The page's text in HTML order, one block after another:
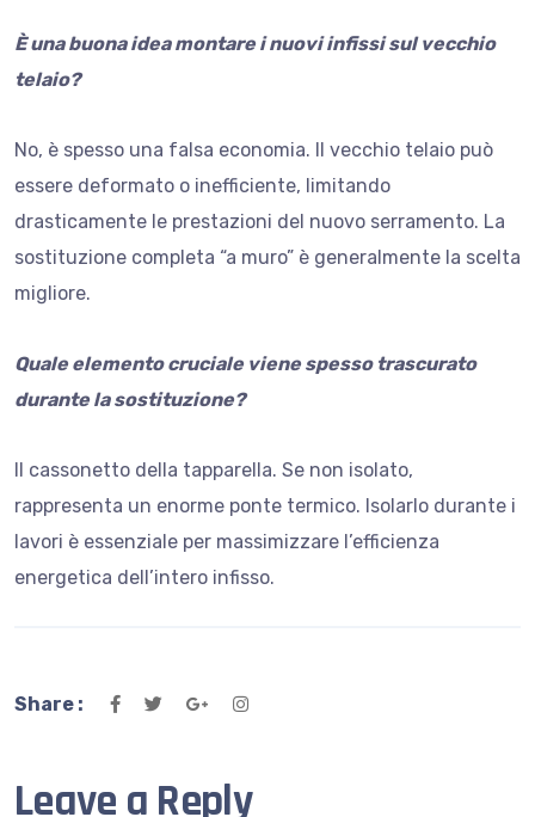
È una buona idea montare i nuovi infissi sul vecchio
telaio?
No, è spesso una falsa economia. Il vecchio telaio può
essere deformato o inefficiente, limitando
drasticamente le prestazioni del nuovo serramento. La
sostituzione completa “a muro” è generalmente la scelta
migliore.
Quale elemento cruciale viene spesso trascurato
durante la sostituzione?
Il cassonetto della tapparella. Se non isolato,
rappresenta un enorme ponte termico. Isolarlo durante i
lavori è essenziale per massimizzare l’efficienza
energetica dell’intero infisso.
Share :
Leave a Reply